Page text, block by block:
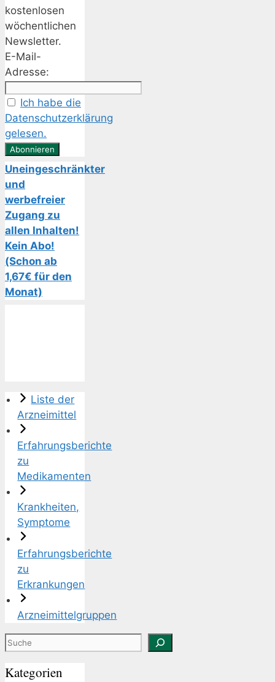
kostenlosen
wöchentlichen
Newsletter.
E-Mail-
Adresse:
Ich habe die
Datenschutzerklärung
gelesen.
Uneingeschränkter
und
werbefreier
Zugang zu
allen Inhalten!
Kein Abo!
(Schon ab
1,67€ für den
Monat)
Liste der
Arzneimittel
Erfahrungsberichte
zu
Medikamenten
Krankheiten,
Symptome
Erfahrungsberichte
zu
Erkrankungen
Arzneimittelgruppen
Suchen
Kategorien